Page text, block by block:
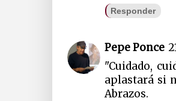
Responder
Pepe Ponce
"Cuidado,
aplastará si
Abrazos.